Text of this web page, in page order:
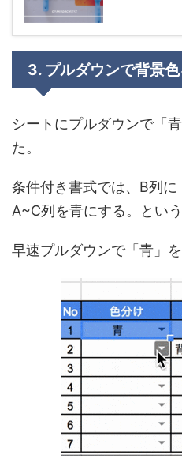
3. プルダウンで背景
シートにプルダウンで「
た。
条件付き書式では、B列
A~C列を青にする。とい
早速プルダウンで「青」